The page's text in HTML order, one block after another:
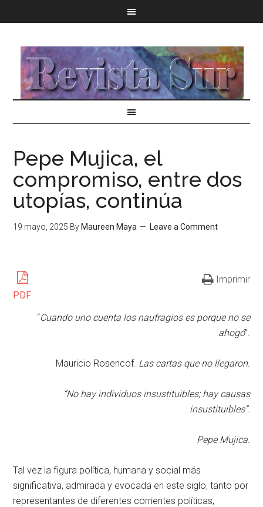
Pepe Mujica, el
compromiso, entre dos
utopías, continúa
19 mayo, 2025 By Maureen Maya Leave a Comment
PDF
Imprimir
“Cuando uno cuenta los naufragios es porque no se
ahogó”.
Mauricio Rosencof. Las cartas que no llegaron.
“No hay individuos insustituibles; hay causas
insustituibles”.
Pepe Mujica.
Tal vez la figura política, humana y social más
significativa, admirada y evocada en este siglo, tanto por
representantes de diferentes corrientes políticas,